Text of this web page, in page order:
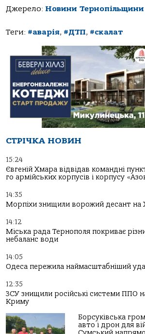
Джерело: Новини Тернопільщини
Теги: #аварія, #ДТП, #скалат
СТРІЧКА НОВИН
15:24
Євгеній Хмара відвідав командні
го армійських корпусів і корпусу
14:35
Морпіхи знищили ворожий десант на
14:12
Міська рада Тернополя покриває
небаланс води
14:05
Одеса пережила наймасштабніший
12:35
ЗСУ знищили російські системи ППО
Криму
Борсуківська
авто і дрон для